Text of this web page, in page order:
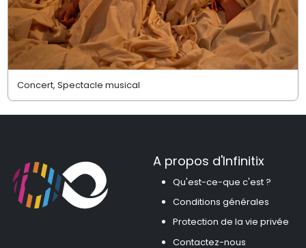
Concert, Spectacle musical
A propos d'Infinitix
Qu'est-ce-que c'est ?
Conditions générales
Protection de la vie privée
Contactez-nous